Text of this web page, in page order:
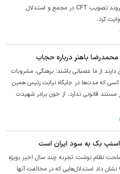
یک عضو مجمع تشخیص مصلحت نظام روند تصویب CFT در مجمع و استدلال
کرد.
باهنر درباره حجاب
از ما عصبانی باشند؛ برهنگی، مشروبات
کسی که مدت‌ها در جایگاه نیابت رئیس همین
قانونی ندارد، از خون برادر شهیدت
نظام نوشت: تجربه چند سال اخیر بویژه
پس از تصویب نشدن لوایح پالرمو و CFT نشان داد استدلال‌هایی که در مخالفت آنها